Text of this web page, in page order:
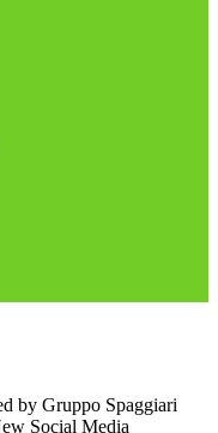
by Gruppo Spaggiari
Social Media